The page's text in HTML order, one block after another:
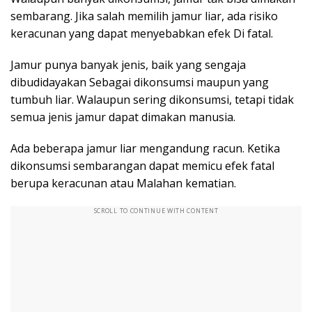
sembarang. Jika salah memilih jamur liar, ada risiko
keracunan yang dapat menyebabkan efek Di fatal.
Jamur punya banyak jenis, baik yang sengaja
dibudidayakan Sebagai dikonsumsi maupun yang
tumbuh liar. Walaupun sering dikonsumsi, tetapi tidak
semua jenis jamur dapat dimakan manusia.
Ada beberapa jamur liar mengandung racun. Ketika
dikonsumsi sembarangan dapat memicu efek fatal
berupa keracunan atau Malahan kematian.
SCROLL TO CONTINUE WITH CONTENT